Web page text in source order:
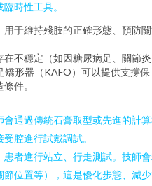
時性工具。
用于維持殘肢的正確形態、預防
在不穩定（如因糖尿病足、關節炎
形器（KAFO）可以提供支撐保
件。
會通過傳統石膏取型或先進的計
腔進行試戴調試。
患者進行站立、行走測試。技師
位置等），這是優化步態、減